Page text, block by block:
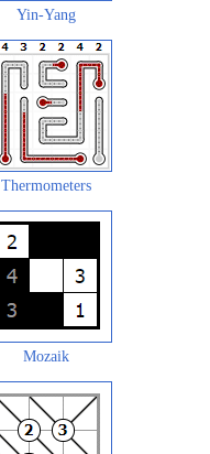
Yin-Yang
Thermometers
Mozaik